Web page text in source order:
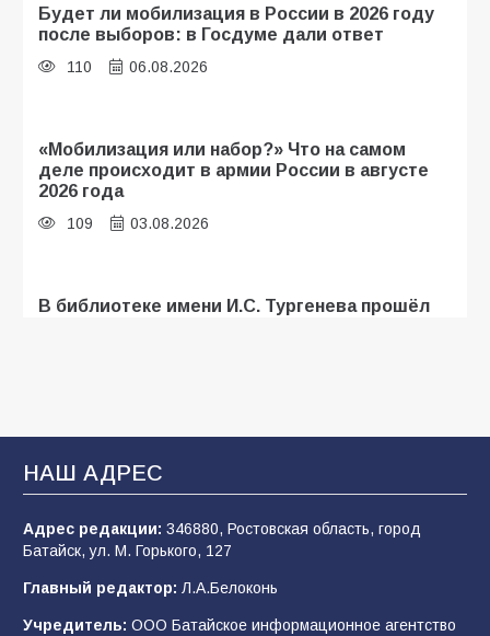
Будет ли мобилизация в России в 2026 году
после выборов: в Госдуме дали ответ
110 06.08.2026
«Мобилизация или набор?» Что на самом
деле происходит в армии России в августе
2026 года
109 03.08.2026
В библиотеке имени И.С. Тургенева прошёл
В Батайске продолжаются дорожные работы
107 04.08.2026
строительные профессии в ходе
спортивного праздника
НАШ АДРЕС
Адрес редакции: 346880, Ростовская область, город
Батайск, ул. М. Горького, 127
Главный редактор: Л.А.Белоконь
Учредитель: ООО Батайское информационное агентство